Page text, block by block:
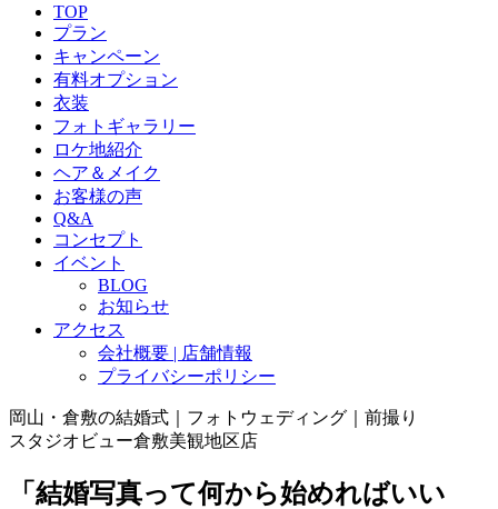
TOP
プラン
キャンペーン
有料オプション
衣装
フォトギャラリー
ロケ地紹介
ヘア＆メイク
お客様の声
Q&A
コンセプト
イベント
BLOG
お知らせ
アクセス
会社概要 | 店舗情報
プライバシーポリシー
岡山・倉敷の結婚式｜フォトウェディング｜前撮り
スタジオビュー倉敷美観地区店
「結婚写真って何から始めればいい